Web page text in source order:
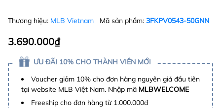
Thương hiệu: MLB Vietnam Mã sản phẩm: 3FKPV0543-50GNN
3.690.000₫
ƯU ĐÃI 10% CHO THÀNH VIÊN MỚI
Voucher giảm 10% cho đơn hàng nguyên giá đầu tiên
tại website MLB Việt Nam. Nhập mã MLBWELCOME
Freeship cho đơn hàng từ 1.000.000đ